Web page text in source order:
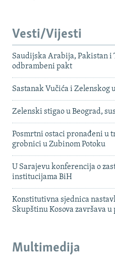
Vesti/Vijesti
Saudijska Arabija, Pakistan
odbrambeni pakt
Sastanak Vučića i Zelenskog
Zelenski stigao u Beograd,
Posmrtni ostaci pronađeni u
grobnici u Zubinom Potoku
U Sarajevu konferencija o
institucijama BiH
Konstitutivna sjednica
Skupštinu Kosova završava u
Multimedija